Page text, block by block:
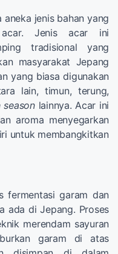
jenis bahan yang
acar. Jenis acar ini
tradisional yang
masyarakat Jepang
yang biasa digunakan
lain, timun, terung,
seasonlainnya. Acar ini
aroma menyegarkan
untuk membangkitkan
fermentasi garam dan
ada di Jepang. Proses
merendam sayuran
garam di atas